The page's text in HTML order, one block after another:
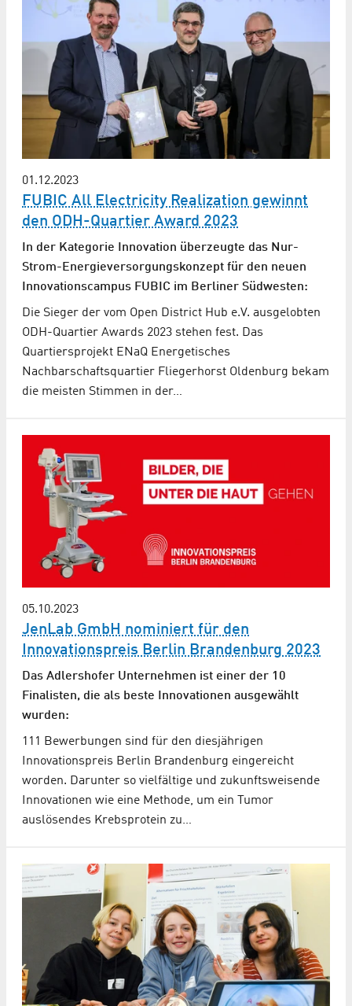
01.12.2023
FUBIC All Electricity Realization gewinnt
den ODH-Quartier Award 2023
In der Kategorie Innovation überzeugte das Nur-
Strom-Energie­versorgungs­konzept für den neuen
Innovationscampus FUBIC im Berliner Südwesten:
Die Sieger der vom Open District Hub e.V. ausgelobten
ODH-Quartier Awards 2023 stehen fest. Das
Quartiersprojekt ENaQ Energetisches
Nachbarschaftsquartier Fliegerhorst Oldenburg bekam
die meisten Stimmen in der…
05.10.2023
JenLab GmbH nominiert für den
Innovationspreis Berlin Brandenburg 2023
Das Adlershofer Unternehmen ist einer der 10
Finalisten, die als beste Innovationen ausgewählt
wurden:
111 Bewerbungen sind für den diesjährigen
Innovationspreis Berlin Brandenburg eingereicht
worden. Darunter so vielfältige und zukunftsweisende
Innovationen wie eine Methode, um ein Tumor
auslösendes Krebsprotein zu…